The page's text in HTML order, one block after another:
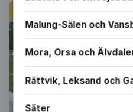
ANNONS
Malung-Sälen och
Mora, Orsa och
Rättvik, Leksand och
Säter